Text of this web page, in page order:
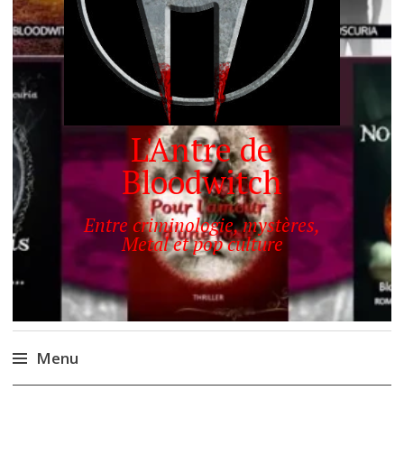
L'Antre de
Bloodwitch
Entre criminologie, mystères,
Metal et pop culture
Menu